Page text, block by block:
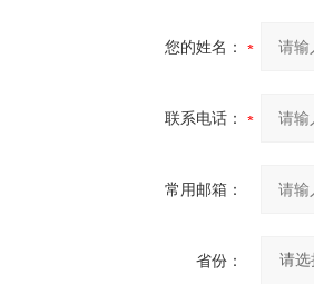
您的姓名：
联系电话：
常用邮箱：
省份：